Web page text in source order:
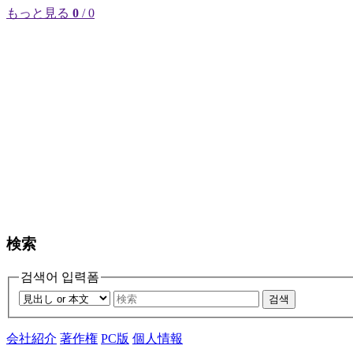
もっと見る 0 / 0
検索
검색어 입력폼
검색
会社紹介 著作権 PC版 個人情報